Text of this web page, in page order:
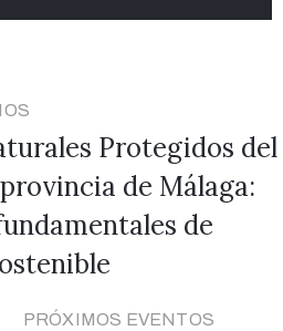
Protegidos del
de Málaga:
de
PRÓXIMOS EVENTOS